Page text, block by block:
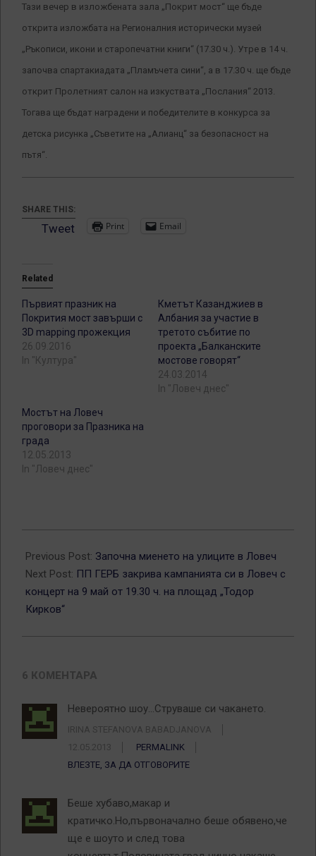
Тази вечер в изложбената зала „Покрит мост“ ще бъде
открита изложбата на Регионалния исторически музей
„Ръкописи, икони и старопечатни книги“ (17.30 ч.). Утре в 14 ч.
започва спартакиадата „Пламъчета сини“, а в 17.30 ч. ще бъде
открит Пролетният салон на изкуствата „Послания“ 2013.
Тогава ще бъдат наградени и победителите в конкурса за
детска рисунка „Съветите на „Алианц“ за безопасност на
пътя“.
SHARE THIS:
Tweet Print Email
Related
Първият празник на
Покрития мост завърши с
3D mapping прожекция
26.09.2016
In "Култура"
Кметът Казанджиев в
Албания за участие в
третото събитие по
проекта „Балканските
мостове говорят“
24.03.2014
In "Ловеч днес"
Мостът на Ловеч
проговори за Празника на
града
12.05.2013
In "Ловеч днес"
05-
08
Previous Post: Започна миенето на улиците в Ловеч
Next Post: ПП ГЕРБ закрива кампанията си в Ловеч с
концерт на 9 май от 19.30 ч. на площад „Тодор
Кирков“
6 КОМЕНТАРА
Невероятно шоу…Струваше си чакането.
IRINA STEFANOVA BABADJANOVA
12.05.2013
PERMALINK
ВЛЕЗТЕ, ЗА ДА ОТГОВОРИТЕ
Беше хубаво,макар и
кратичко.Но,първоначално беше обявено,че
ще е шоуто и след това